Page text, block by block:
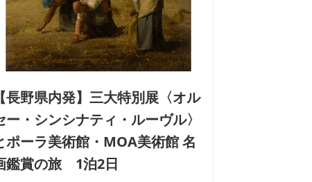
【長野県内発】三大特別展〈オル
ー・シンシナティ・ルーヴル〉
ポーラ美術館・MOA美術館 名
鑑賞の旅 1泊2日